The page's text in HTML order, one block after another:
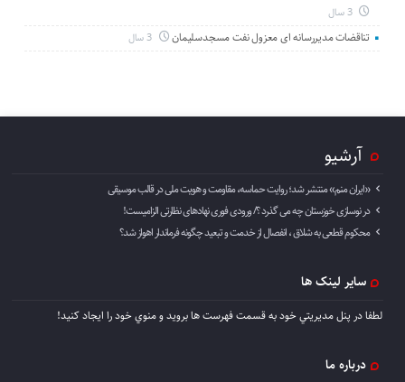
3 سال
تناقضات مدیررسانه ای معزول نفت مسجدسلیمان 3 سال
آرشیو
«ایران منم» منتشر شد؛ روایت حماسه، مقاومت و هویت ملی در قالب موسیقی
در نوسازی خوزستان چه می گذرد ؟/ ورودی فوری نهادهای نظارتی الزامیست!
محکوم قطعی به شلاق ، انفصال از خدمت و تبعید چگونه فرماندار اهواز شد؟
سایر لینک ها
لطفا در پنل مديريتي خود به قسمت فهرست ها برويد و منوي خود را ايجاد كنيد!
درباره ما